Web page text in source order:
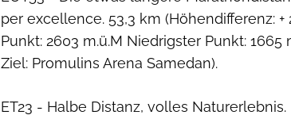
per excellence. 53,3 km (Höhendifferenz:
Punkt: 2603 m.ü.M Niedrigster Punkt: 1665
Ziel: Promulins Arena Samedan).
ET23 - Halbe Distanz, volles